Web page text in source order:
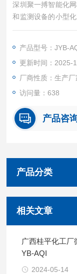
深圳聚一搏智能化
和监测设备的小型
0、CO、SO2、
小、成本低、易部
产品型号：JYB-
更新时间：2025-
厂商性质：生产厂
访问量：638
产品咨
产品分类
相关文章
广西桂平化工
YB-AQI
2024-05-14